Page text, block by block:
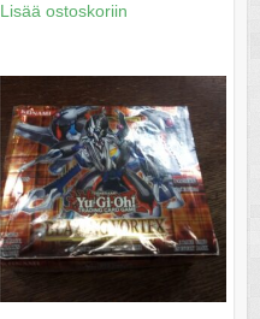
Lisää ostoskoriin